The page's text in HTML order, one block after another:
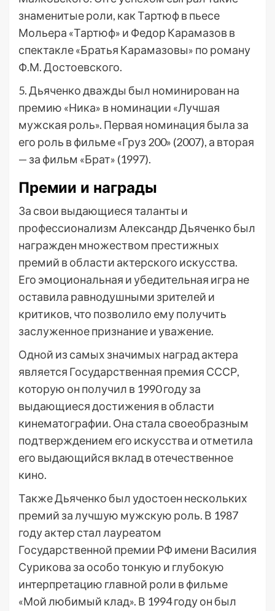
знаменитые роли, как Тартюф в пьесе
Мольера «Тартюф» и Федор Карамазов в
спектакле «Братья Карамазовы» по роману
Ф.М. Достоевского.
5. Дьяченко дважды был номинирован на
премию «Ника» в номинации «Лучшая
мужская роль». Первая номинация была за
его роль в фильме «Груз 200» (2007), а вторая
— за фильм «Брат» (1997).
Премии и награды
За свои выдающиеся таланты и
профессионализм Александр Дьяченко был
награжден множеством престижных
премий в области актерского искусства.
Его эмоциональная и убедительная игра не
оставила равнодушными зрителей и
критиков, что позволило ему получить
заслуженное признание и уважение.
Одной из самых значимых наград актера
является Государственная премия СССР,
которую он получил в 1990 году за
выдающиеся достижения в области
кинематографии. Она стала своеобразным
подтверждением его искусства и отметила
его выдающийся вклад в отечественное
кино.
Также Дьяченко был удостоен нескольких
премий за лучшую мужскую роль. В 1987
году актер стал лауреатом
Государственной премии РФ имени Василия
Сурикова за особо тонкую и глубокую
интерпретацию главной роли в фильме
«Мой любимый клад». В 1994 году он был